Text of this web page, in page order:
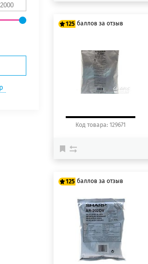
125 баллов за отзыв
100 баллов
125 баллов
Код товара: 129671
125 баллов за отзыв
100 баллов
125 баллов